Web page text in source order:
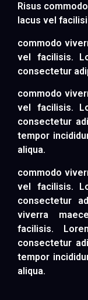
Risus
lacus vel
commodo
vel facilisis.
consectetur
commodo
vel facilisis.
consectetur
tempor
aliqua.
commodo
vel facilisis.
consectetur
viverra
facilisis.
consectetur
tempor
aliqua.